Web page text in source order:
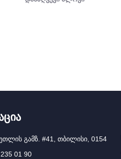
გამზ. #41, თბილისი, 0154
01 90